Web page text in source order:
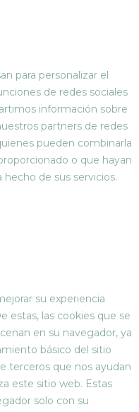
para personalizar el
de redes sociales
información sobre
partners de redes
pueden combinarla
o que hayan
de sus servicios.
su experiencia
estas, las cookies que se
en su navegador, ya
básico del sitio
terceros que nos ayudan
este sitio web. Estas
solo con su